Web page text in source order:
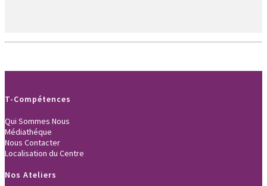
T-Compétences
Qui Sommes Nous
Médiathéque
Nous Contacter
Localisation du Centre
Nos Ateliers